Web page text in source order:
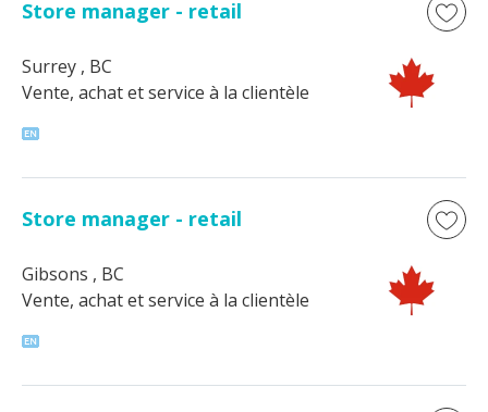
Store manager - retail
Surrey , BC
Vente, achat et service à la clientèle
Store manager - retail
Gibsons , BC
Vente, achat et service à la clientèle